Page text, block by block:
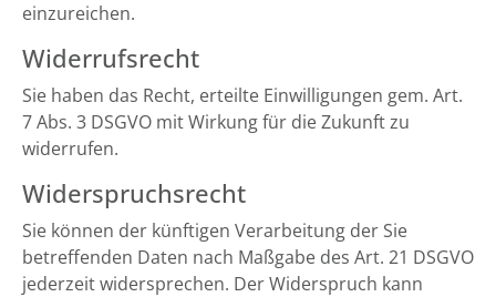
einzureichen.
Widerrufsrecht
Sie haben das Recht, erteilte Einwilligungen gem. Art.
7 Abs. 3 DSGVO mit Wirkung für die Zukunft zu
widerrufen.
Widerspruchsrecht
Sie können der künftigen Verarbeitung der Sie
betreffenden Daten nach Maßgabe des Art. 21 DSGVO
jederzeit widersprechen. Der Widerspruch kann